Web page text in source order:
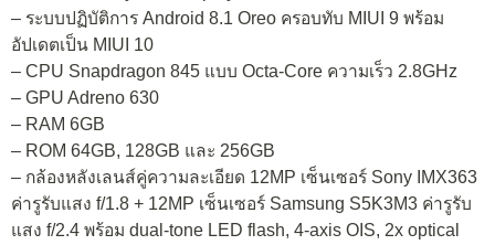
– ระบบปฏิบัติการ Android 8.1 Oreo ครอบทับ MIUI 9 พร้อม
อัปเดตเป็น MIUI 10
– CPU Snapdragon 845 แบบ Octa-Core ความเร็ว 2.8GHz
– GPU Adreno 630
– RAM 6GB
– ROM 64GB, 128GB และ 256GB
– กล้องหลังเลนส์คู่ความละเอียด 12MP เซ็นเซอร์ Sony IMX363
ค่ารูรับแสง f/1.8 + 12MP เซ็นเซอร์ Samsung S5K3M3 ค่ารูรับ
แสง f/2.4 พร้อม dual-tone LED flash, 4-axis OIS, 2x optical